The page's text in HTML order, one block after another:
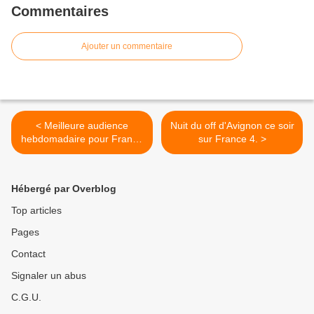
Commentaires
Ajouter un commentaire
< Meilleure audience
hebdomadaire pour France
2 depuis un an.
Nuit du off d'Avignon ce soir
sur France 4. >
Hébergé par Overblog
Top articles
Pages
Contact
Signaler un abus
C.G.U.